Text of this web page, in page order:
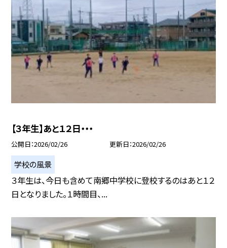
【３年生】あと１２日・・・
公開日 2026/02/26 更新日 2026/02/26
学校の風景
３年生は、今日も含めて南郷中学校に登校するのはあと１２
日となりました。１時間目、...